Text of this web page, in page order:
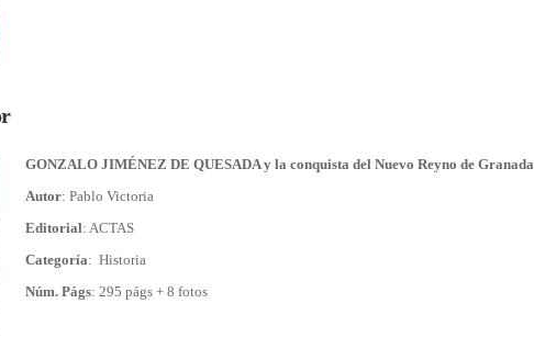
GONZALO JIMÉNEZ DE QUESADA y la conquista del Nuevo Reyno de Granada
Autor: Pablo Victoria
Editorial: ACTAS
Categoría: Historia
Núm. Págs: 295 págs + 8 fotos